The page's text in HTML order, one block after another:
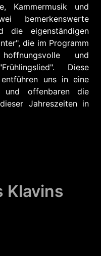
Kammermusik und
bemerkenswerte
die eigenständigen
die im Programm
und
Diese
entführen uns in eine
und offenbaren die
Jahreszeiten in
Klavins